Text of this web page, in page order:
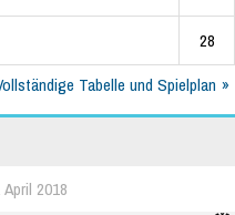
28
Tabelle und Spielplan
2018